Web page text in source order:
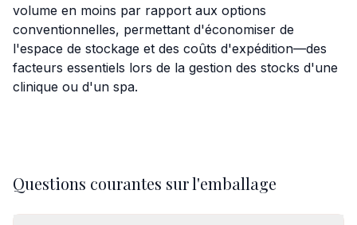
volume en moins par rapport aux options
conventionnelles, permettant d'économiser de
l'espace de stockage et des coûts d'expédition—des
facteurs essentiels lors de la gestion des stocks d'une
clinique ou d'un spa.
Questions courantes sur l'emballage